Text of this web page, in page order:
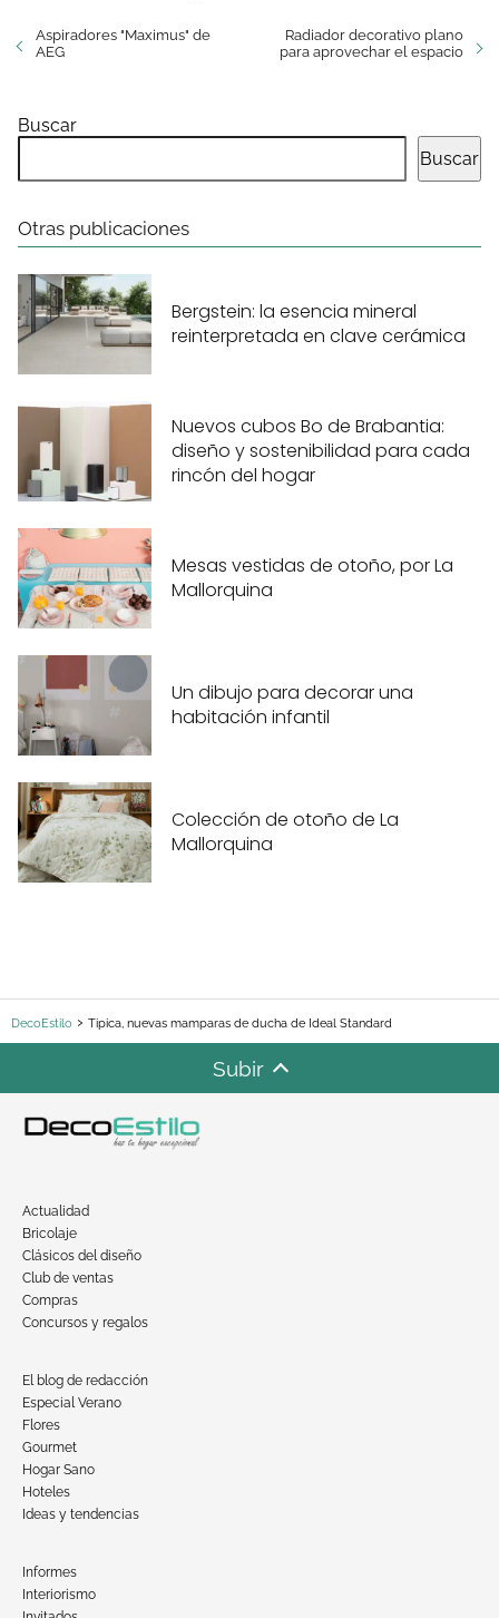
Aspiradores "Maximus" de
AEG
Radiador decorativo plano
para aprovechar el espacio
Buscar
Buscar
Otras publicaciones
Bergstein: la esencia mineral
reinterpretada en clave cerámica
Nuevos cubos Bo de Brabantia:
diseño y sostenibilidad para cada
rincón del hogar
Mesas vestidas de otoño, por La
Mallorquina
Un dibujo para decorar una
habitación infantil
Colección de otoño de La
Mallorquina
DecoEstilo Tipica, nuevas mamparas de ducha de Ideal Standard
Subir
Actualidad
Bricolaje
Clásicos del diseño
Club de ventas
Compras
Concursos y regalos
El blog de redacción
Especial Verano
Flores
Gourmet
Hogar Sano
Hoteles
Ideas y tendencias
Informes
Interiorismo